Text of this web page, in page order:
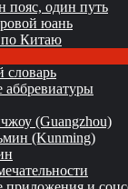
пояс, один путь
юань
Китаю
словарь
аббревиатуры
(Guangzhou)
(Kunming)